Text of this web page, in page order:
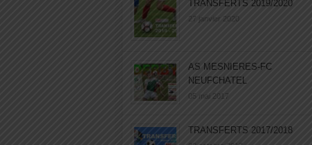
TRANSFERTS 2019/2020
27 janvier 2020
AS MESNIERES-FC
NEUFCHATEL
05 mai 2017
TRANSFERTS 2017/2018